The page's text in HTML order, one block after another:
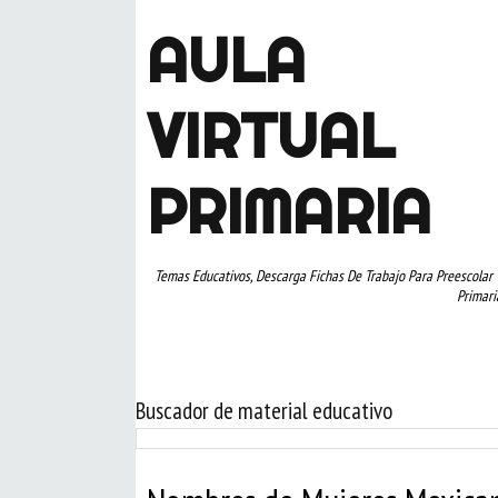
AULA
VIRTUAL
PRIMARIA
Temas Educativos, Descarga Fichas De Trabajo Para Preescolar
Buscador de material educativo